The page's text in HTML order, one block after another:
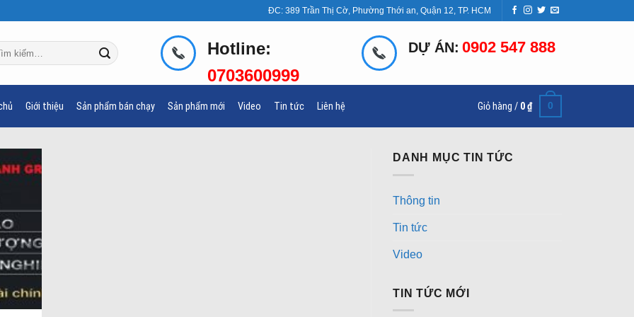
ĐC: 389 Trần Thị Cờ, Phường Thới an, Quận 12, TP. HCM
Hotline:
0703600999
DỰ ÁN: 0902 547 888
Giới thiệu Sản phẩm bán chạy Sản phẩm mới Video Tin tức Liên hệ Giỏ hàng / 0₫ 0
DANH MỤC TIN TỨC
Thông tin
Tin tức
Video
TIN TỨC MỚI